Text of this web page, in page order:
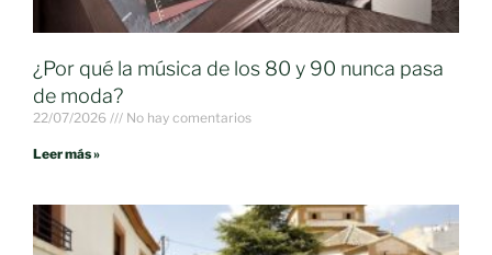
¿Por qué la música de los 80 y 90 nunca pasa
de moda?
22/07/2026 No hay comentarios
Leer más »